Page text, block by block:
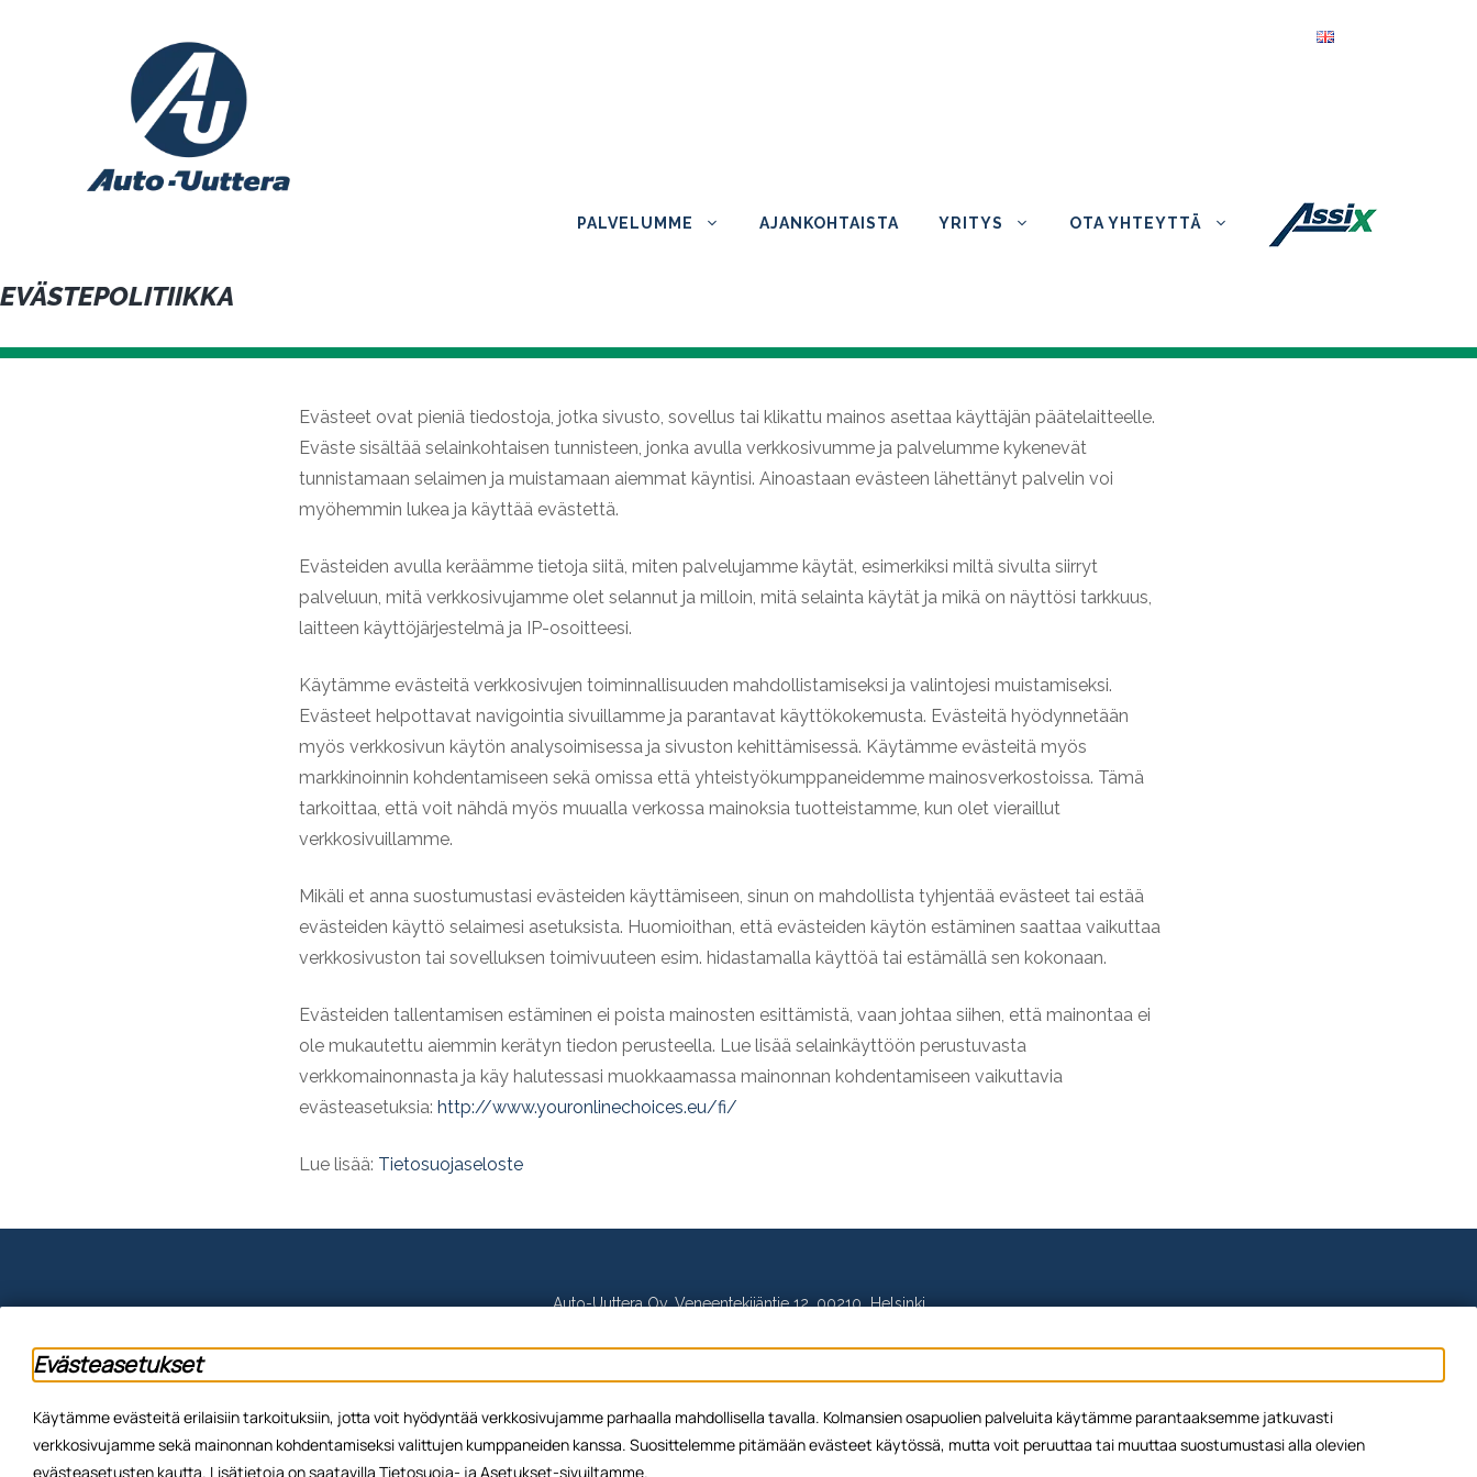
PALVELUMME AJANKOHTAISTA YRITYS OTA YHTEYTTÄ
EVÄSTEPOLITIIKKA
Evästeet ovat pieniä tiedostoja, jotka sivusto, sovellus tai klikattu mainos asettaa käyttäjän päätelaitteelle.
Eväste sisältää selainkohtaisen tunnisteen, jonka avulla verkkosivumme ja palvelumme kykenevät
tunnistamaan selaimen ja muistamaan aiemmat käyntisi. Ainoastaan evästeen lähettänyt palvelin voi
myöhemmin lukea ja käyttää evästettä.
Evästeiden avulla keräämme tietoja siitä, miten palvelujamme käytät, esimerkiksi miltä sivulta siirryt
palveluun, mitä verkkosivujamme olet selannut ja milloin, mitä selainta käytät ja mikä on näyttösi tarkkuus,
laitteen käyttöjärjestelmä ja IP-osoitteesi.
Käytämme evästeitä verkkosivujen toiminnallisuuden mahdollistamiseksi ja valintojesi muistamiseksi.
Evästeet helpottavat navigointia sivuillamme ja parantavat käyttökokemusta. Evästeitä hyödynnetään
myös verkkosivun käytön analysoimisessa ja sivuston kehittämisessä. Käytämme evästeitä myös
markkinoinnin kohdentamiseen sekä omissa että yhteistyökumppaneidemme mainosverkostoissa. Tämä
tarkoittaa, että voit nähdä myös muualla verkossa mainoksia tuotteistamme, kun olet vieraillut
verkkosivuillamme.
Mikäli et anna suostumustasi evästeiden käyttämiseen, sinun on mahdollista tyhjentää evästeet tai estää
evästeiden käyttö selaimesi asetuksista. Huomioithan, että evästeiden käytön estäminen saattaa vaikuttaa
verkkosivuston tai sovelluksen toimivuuteen esim. hidastamalla käyttöä tai estämällä sen kokonaan.
Evästeiden tallentamisen estäminen ei poista mainosten esittämistä, vaan johtaa siihen, että mainontaa ei
ole mukautettu aiemmin kerätyn tiedon perusteella. Lue lisää selainkäyttöön perustuvasta
verkkomainonnasta ja käy halutessasi muokkaamassa mainonnan kohdentamiseen vaikuttavia
evästeasetuksia: http://www.youronlinechoices.eu/fi/
Lue lisää: Tietosuojaseloste
Auto-Uuttera Oy, Veneentekijäntie 12, 00210 Helsinki
p. 020 144 2280, asiakaspalvelu@auto-uuttera.fi
Yhteystiedot Evästepolitiikka Tietosuojaseloste
Evästeasetukset
Käytämme evästeitä erilaisiin tarkoituksiin, jotta voit hyödyntää verkkosivujamme parhaalla mahdollisella tavalla. Kolmansien osapuolien palveluita käytämme parantaaksemme jatkuvasti
verkkosivujamme sekä mainonnan kohdentamiseksi valittujen kumppaneiden kanssa. Suosittelemme pitämään evästeet käytössä, mutta voit peruuttaa tai muuttaa suostumustasi alla olevien
evästeasetusten kautta. Lisätietoja on saatavilla Tietosuoja- ja Asetukset-sivuiltamme.